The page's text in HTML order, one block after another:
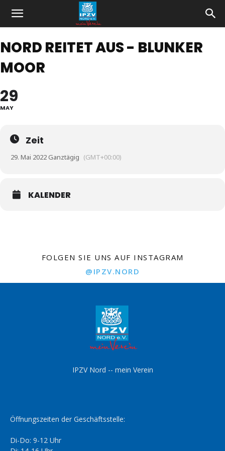
NORD REITET AUS - BLUNKER
MOOR
29
MAY
Zeit
29. Mai 2022 Ganztägig (GMT+00:00)
KALENDER
FOLGEN SIE UNS AUF INSTAGRAM
@IPZV.NORD
IPZV Nord -- mein Verein
Öffnungszeiten der Geschäftsstelle:
Di-Do: 9-12 Uhr